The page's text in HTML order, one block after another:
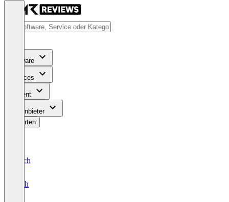
Software
Services
Content
Für Anbieter
Bewerten
Deutsch
English